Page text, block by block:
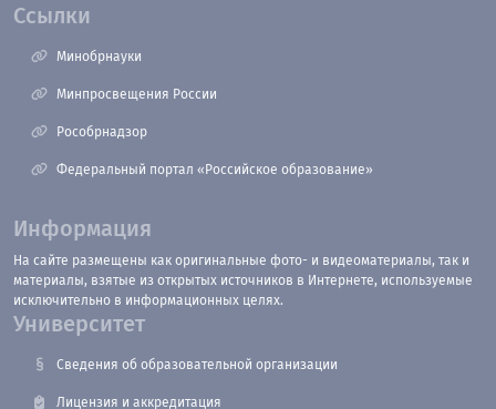
Ссылки
Минобрнауки
Минпросвещения России
Рособрнадзор
Федеральный портал «Российское образование»
Информация
На сайте размещены как оригинальные фото- и видеоматериалы, так и
материалы, взятые из открытых источников в Интернете, используемые
исключительно в информационных целях.
Университет
Сведения об образовательной организации
Лицензия и аккредитация